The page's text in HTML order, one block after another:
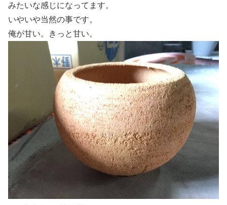
みたいな感じになってます。
いやいや当然の事です。
俺が甘い。きっと甘い。